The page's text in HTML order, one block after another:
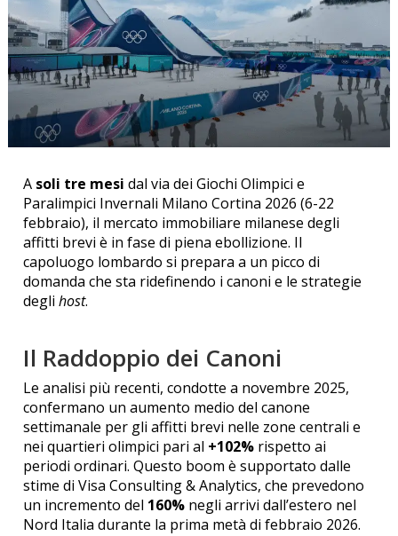
A soli tre mesi dal via dei Giochi Olimpici e
Paralimpici Invernali Milano Cortina 2026 (6-22
febbraio), il mercato immobiliare milanese degli
affitti brevi è in fase di piena ebollizione. Il
capoluogo lombardo si prepara a un picco di
domanda che sta ridefinendo i canoni e le strategie
deglihost.
Il Raddoppio dei Canoni
Le analisi più recenti, condotte a novembre 2025,
confermano un aumento medio del canone
settimanale per gli affitti brevi nelle zone centrali e
nei quartieri olimpici pari al +102% rispetto ai
periodi ordinari. Questo boom è supportato dalle
stime di Visa Consulting & Analytics, che prevedono
un incremento del 160% negli arrivi dall’estero nel
Nord Italia durante la prima metà di febbraio 2026.